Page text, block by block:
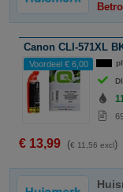
Canon CLI-571XL
Voordeel € 6,00
€ 13,99 (€ 11,56 excl)